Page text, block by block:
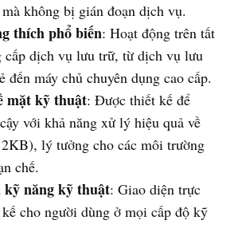
không bị gián đoạn dịch vụ.
thích phổ biến: Hoạt động trên tất
cấp dịch vụ lưu trữ, từ dịch vụ lưu
đến máy chủ chuyên dụng cao cấp.
mặt kỹ thuật: Được thiết kế để
với khả năng xử lý hiệu quả về
lý tưởng cho các môi trường
chế.
kỹ năng kỹ thuật: Giao diện trực
cho người dùng ở mọi cấp độ kỹ